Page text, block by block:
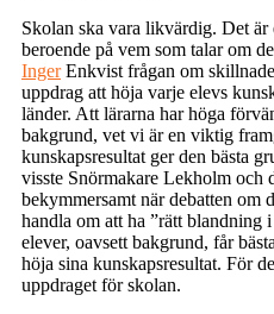
Skolan ska vara likvärdig. Det är
beroende på vem som talar om
IngerEnkvist frågan om
uppdrag att höja varje elevs
länder. Att lärarna har höga
bakgrund, vet vi är en viktig
kunskapsresultat ger den bästa
visste Snörmakare Lekholm och
bekymmersamt när debatten om
handla om att ha ”rätt blandning
elever, oavsett bakgrund, får
höja sina kunskapsresultat. För
uppdraget för skolan.